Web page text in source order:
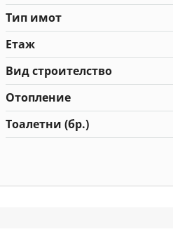
Тип имот
Етаж
Вид строителство
Отопление
Тоалетни (бр.)